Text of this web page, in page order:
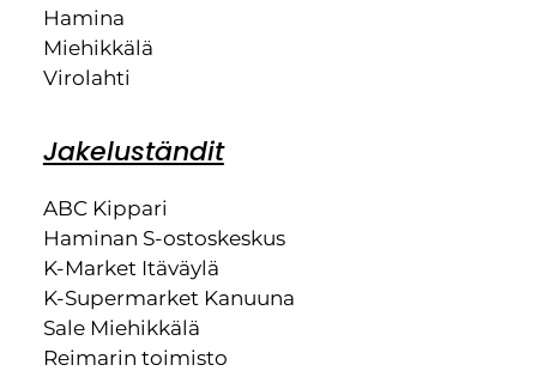
Hamina
Miehikkälä
Virolahti
Jakeluständit
ABC Kippari
Haminan S-ostoskeskus
K-Market Itäväylä
K-Supermarket Kanuuna
Sale Miehikkälä
Reimarin toimisto